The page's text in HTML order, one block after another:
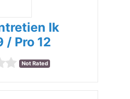
Ik
/ Pro 12
Not Rated